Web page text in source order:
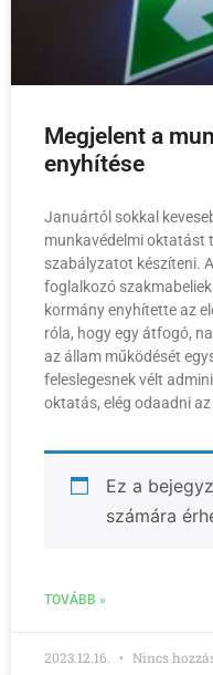
Megjelent a
enyhítése
Januártól sokkal
munkavédelmi oktatást
szabályzatot készíteni.
foglalkozó
kormány enyhítette az
róla, hogy egy átfogó,
az állam működését
feleslegesnek vélt
oktatás, elég odaadni
Ez a
számára
TOVÁBB »
2023.12.16. Nincs